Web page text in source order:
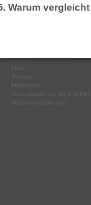
Warum
Links:
Sitemap
Impressum
Generalkonferenz der STA-
http://www.sdarm.org/